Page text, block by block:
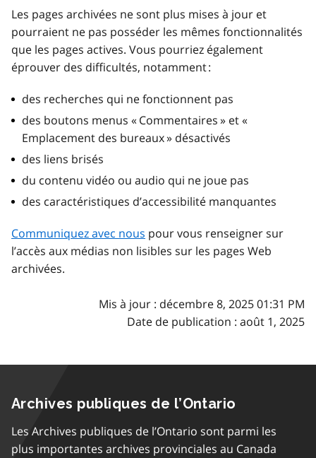
Les pages archivées ne sont plus mises à jour et
pourraient ne pas posséder les mêmes fonctionnalités
que les pages actives. Vous pourriez également
éprouver des difficultés, notamment :
des recherches qui ne fonctionnent pas
des boutons menus « Commentaires » et «
Emplacement des bureaux » désactivés
des liens brisés
du contenu vidéo ou audio qui ne joue pas
des caractéristiques d’accessibilité manquantes
Communiquez avec nous pour vous renseigner sur
l’accès aux médias non lisibles sur les pages Web
archivées.
Mis à jour : décembre 8, 2025 01:31 PM
Date de publication : août 1, 2025
Archives publiques de l’Ontario
Les Archives publiques de l’Ontario sont parmi les
plus importantes archives provinciales au Canada